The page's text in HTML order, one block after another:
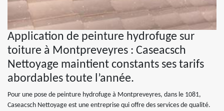
Application de peinture hydrofuge sur
toiture à Montpreveyres : Caseacsch
Nettoyage maintient constants ses tarifs
abordables toute l’année.
Pour une pose de peinture hydrofuge à Montpreveyres, dans le 1081,
Caseacsch Nettoyage est une entreprise qui offre des services de qualité.